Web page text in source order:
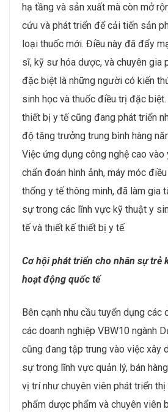
hạ tầng và sản xuất mà còn mở
cứu và phát triển để cải tiến sản
loại thuốc mới. Điều này đã đẩy
sĩ, kỹ sư hóa dược, và chuyên gia
đặc biệt là những người có kiến
sinh học và thuốc điều trị đặc
thiết bị y tế cũng đang phát triển
độ tăng trưởng trung bình hàng
Việc ứng dụng công nghệ cao vào
chẩn đoán hình ảnh, máy móc
thống y tế thông minh, đã làm gia
sự trong các lĩnh vực kỹ thuật y
tế và thiết kế thiết bị y tế.
Cơ hội phát triển cho nhân sự trẻ
hoạt động quốc tế
Bên cạnh nhu cầu tuyển dụng các
các doanh nghiệp VBW10 ngành
cũng đang tập trung vào việc xây
sự trong lĩnh vực quản lý, bán
vị trí như chuyên viên phát triển
phẩm dược phẩm và chuyên viên